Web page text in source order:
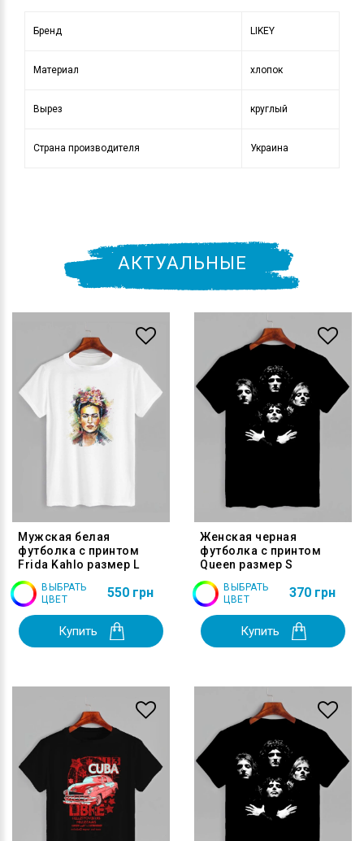
Бренд LIKEY
Материал хлопок
Вырез круглый
Страна производителя Украина
АКТУАЛЬНЫЕ
Мужская белая
футболка с принтом
Frida Kahlo размер L
ВЫБРАТЬ
ЦВЕТ
550 грн
Купить
Женская черная
футболка с принтом
Queen размер S
ВЫБРАТЬ
ЦВЕТ
370 грн
Купить